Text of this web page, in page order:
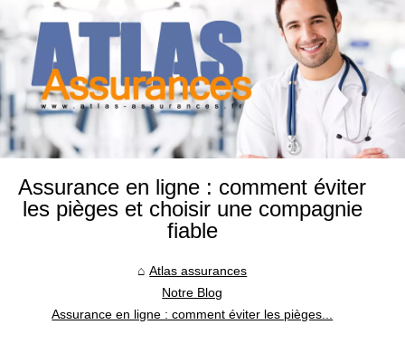
Assurance en ligne : comment éviter
les pièges et choisir une compagnie
fiable
Atlas assurances
Notre Blog
Assurance en ligne : comment éviter les pièges...